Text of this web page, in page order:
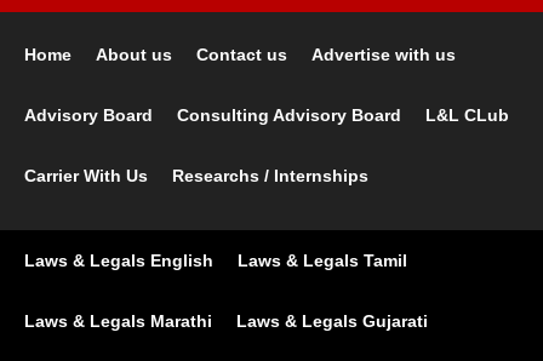
Home About us Contact us Advertise with us
Advisory Board Consulting Advisory Board L&L CLub
Carrier With Us Researchs / Internships
Laws & Legals English Laws & Legals Tamil
Laws & Legals Marathi Laws & Legals Gujarati